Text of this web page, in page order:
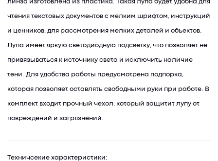
линза изготовлена из пластика. Такая лупа будет удобна для
чтения текстовых документов с мелким шрифтом, инструкций
и ценников, для рассмотрения мелких деталей и объектов.
Лупа имеет яркую светодиодную подсветку, что позволяет не
привязываться к источнику света и исключить наличие
тени. Для удобства работы предусмотрена подпорка,
которая позволяет оставлять свободными руки при работе. В
комплект входит прочный чехол, который защитит лупу от
повреждений и загрязнений.
Техничсекие характеристики: